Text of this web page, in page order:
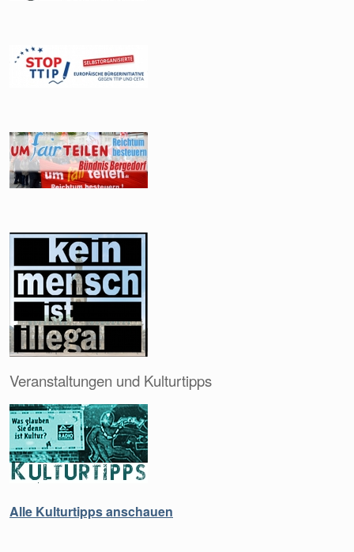
Veranstaltungen und Kulturtipps
Alle Kulturtipps anschauen